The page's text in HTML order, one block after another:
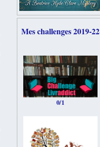
Mes challenges 2019-22
0/1